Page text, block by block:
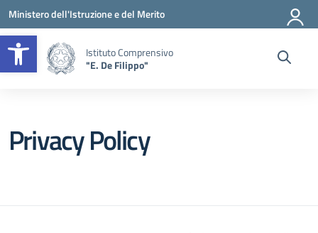
Apri la barra degli strumenti
Vai ai contenuti
Vai al menu di navigazione
Vai al footer
Ministero dell'Istruzione e del Merito
Istituto Comprensivo
"E. De Filippo"
Privacy Policy